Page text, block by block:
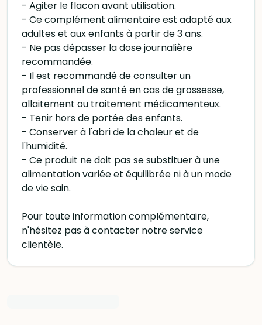
- Agiter le flacon avant utilisation.
- Ce complément alimentaire est adapté aux
adultes et aux enfants à partir de 3 ans.
- Ne pas dépasser la dose journalière
recommandée.
- Il est recommandé de consulter un
professionnel de santé en cas de grossesse,
allaitement ou traitement médicamenteux.
- Tenir hors de portée des enfants.
- Conserver à l'abri de la chaleur et de
l'humidité.
- Ce produit ne doit pas se substituer à une
alimentation variée et équilibrée ni à un mode
de vie sain.
Pour toute information complémentaire,
n'hésitez pas à contacter notre service
clientèle.